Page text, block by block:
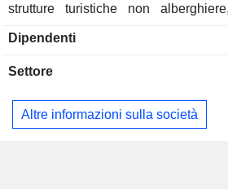
strutture turistiche non
REBIRTH S.p.A. svolge attività di
Dipendenti
Settore
Altre informazioni sulla società